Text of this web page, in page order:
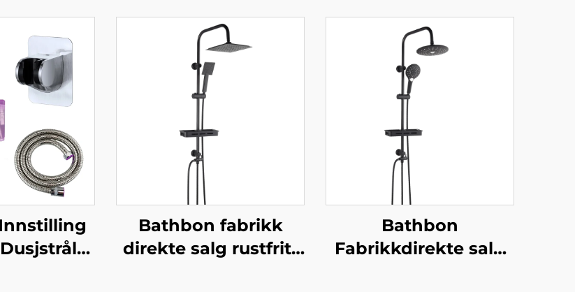
Bathbon fabrikk
direkte salg rustfritt
Bathbon
Fabrikkdirekte salg